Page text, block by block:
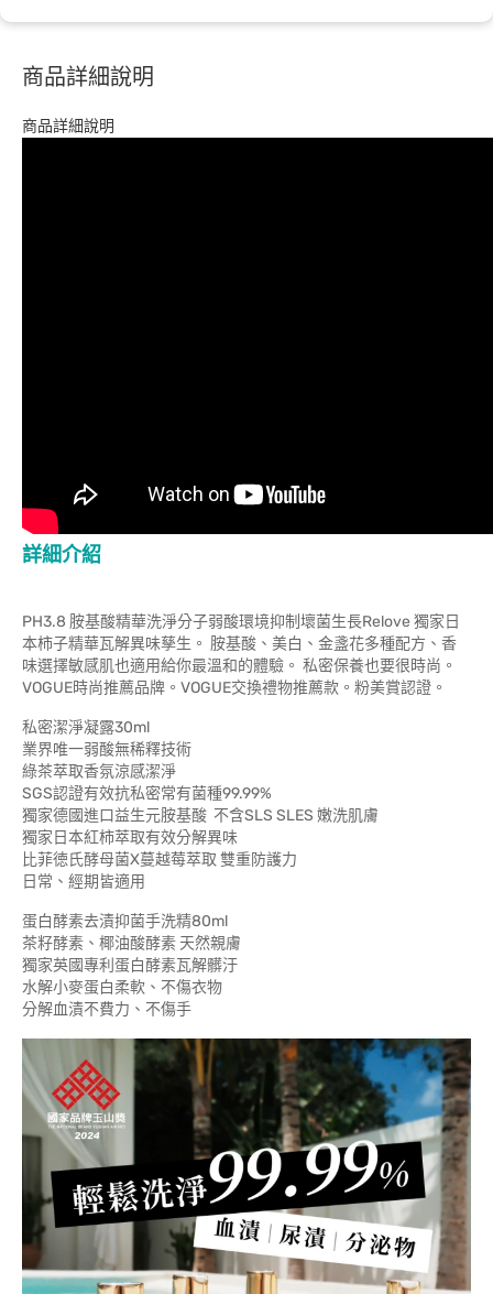
商品詳細說明
商品詳細說明
詳細介紹
PH3.8 胺基酸精華洗淨分子弱酸環境抑制壞菌生長Relove 獨家日
本柿子精華瓦解異味孳生。 胺基酸、美白、金盞花多種配方、香
味選擇敏感肌也適用給你最溫和的體驗。 私密保養也要很時尚。
VOGUE時尚推薦品牌。VOGUE交換禮物推薦款。粉美賞認證。
私密潔淨凝露30ml
業界唯一弱酸無稀釋技術
綠茶萃取香氛涼感潔淨
SGS認證有效抗私密常有菌種99.99%
獨家德國進口益生元胺基酸 不含SLS SLES 嫩洗肌膚
獨家日本紅柿萃取有效分解異味
比菲徳氏酵母菌X蔓越莓萃取 雙重防護力
日常、經期皆適用
蛋白酵素去漬抑菌手洗精80ml
茶籽酵素、椰油酸酵素 天然親膚
獨家英國專利蛋白酵素瓦解髒汙
水解小麥蛋白柔軟、不傷衣物
分解血漬不費力、不傷手